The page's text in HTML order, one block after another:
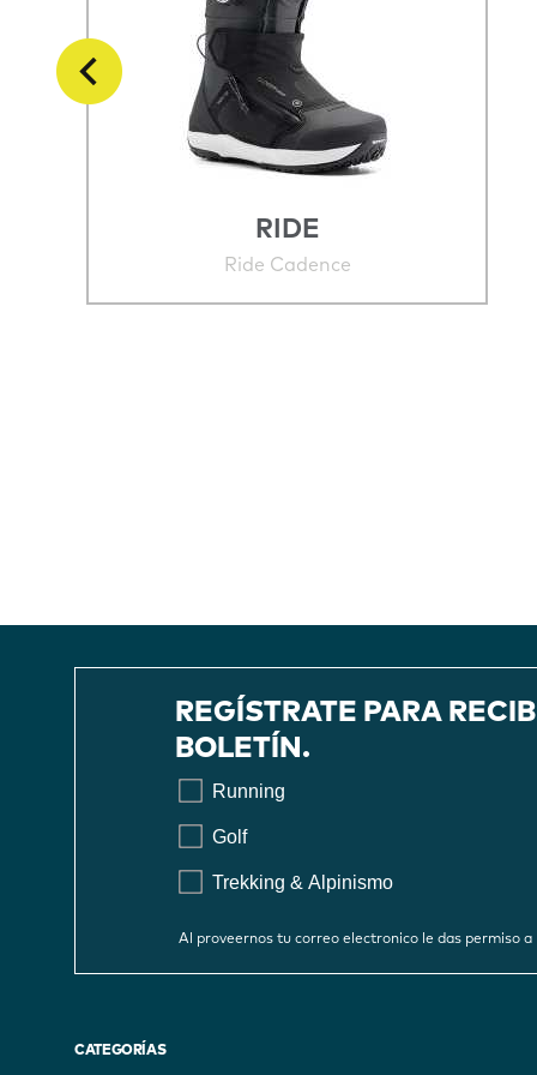
RIDE
Ride Cadence
REGÍSTRATE PARA
BOLETÍN.
Running
Golf
Trekking & Alpinismo
Al proveernos tu correo electronico le das permiso
CATEGORÍAS